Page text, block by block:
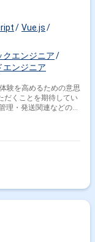
Vue.js
クエンジニア
エンジニア
験を高めるための意思
だくことを期待してい
定および開発業務 ■
です。顧客体験やプ
めています。 ■募
ユーザー体験
行える人材が必要と